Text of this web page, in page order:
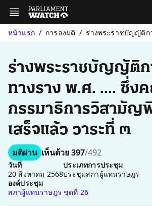
หน้าแรก การลงมติ
ร่างพระราชบัญญัติก
ทางราง พ.ศ. .... ซึ่ง
กรรมาธิการวิสามัญ
เสร็จแล้ว วาระที่ ๓
มติผ่าน เห็นด้วย 397/492
วันที่
20 สิงหาคม 2568
ประเภทการประชุม
ประชุมสภาผู้แทนราษฎร
องค์ประชุม
สภาผู้แทนราษฎร ชุดที่ 26